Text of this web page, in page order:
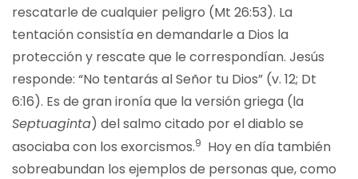
rescatarle de cualquier peligro (Mt 26:53). La
tentación consistía en demandarle a Dios la
protección y rescate que le correspondían. Jesús
responde: “No tentarás al Señor tu Dios” (v. 12; Dt
6:16). Es de gran ironía que la versión griega (la
Septuaginta) del salmo citado por el diablo se
asociaba con los exorcismos.9 Hoy en día también
sobreabundan los ejemplos de personas que, como